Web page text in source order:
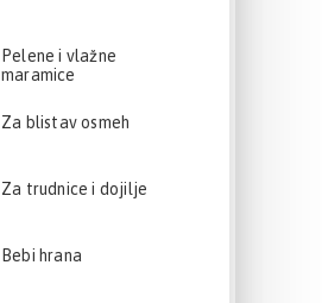
Pelene i vlažne
maramice
Za blistav osmeh
Za trudnice i dojilje
Bebi hrana